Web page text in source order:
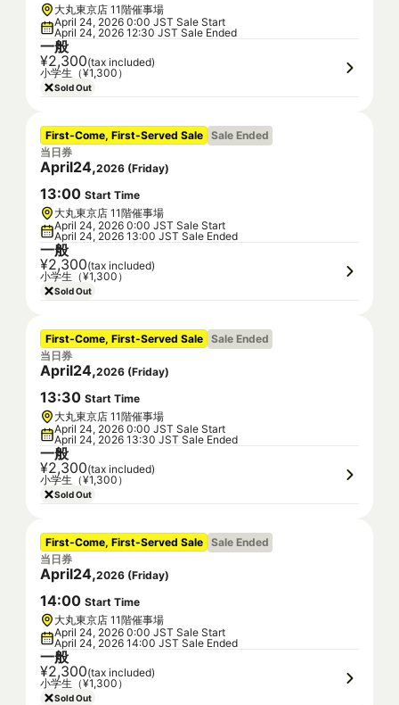
大丸東京店 11階催事場
April 24, 2026 0:00 JST Sale Start
April 24, 2026 12:30 JST Sale Ended
一般
¥2,300(tax included)
小学生（¥1,300）
Sold Out
First-Come, First-Served Sale Sale Ended
当日券
April24,2026 (Friday)
13:00 Start Time
大丸東京店 11階催事場
April 24, 2026 0:00 JST Sale Start
April 24, 2026 13:00 JST Sale Ended
一般
¥2,300(tax included)
小学生（¥1,300）
Sold Out
First-Come, First-Served Sale Sale Ended
当日券
April24,2026 (Friday)
13:30 Start Time
大丸東京店 11階催事場
April 24, 2026 0:00 JST Sale Start
April 24, 2026 13:30 JST Sale Ended
一般
¥2,300(tax included)
小学生（¥1,300）
Sold Out
First-Come, First-Served Sale Sale Ended
当日券
April24,2026 (Friday)
14:00 Start Time
大丸東京店 11階催事場
April 24, 2026 0:00 JST Sale Start
April 24, 2026 14:00 JST Sale Ended
一般
¥2,300(tax included)
小学生（¥1,300）
Sold Out